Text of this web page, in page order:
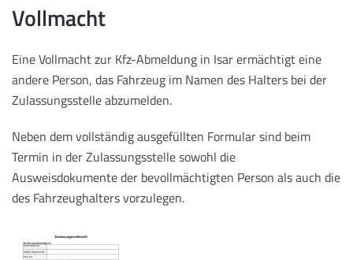
Vollmacht
Eine Vollmacht zur Kfz-Abmeldung in Isar ermächtigt eine
andere Person, das Fahrzeug im Namen des Halters bei der
Zulassungsstelle abzumelden.
Neben dem vollständig ausgefüllten Formular sind beim
Termin in der Zulassungsstelle sowohl die
Ausweisdokumente der bevollmächtigten Person als auch die
des Fahrzeughalters vorzulegen.